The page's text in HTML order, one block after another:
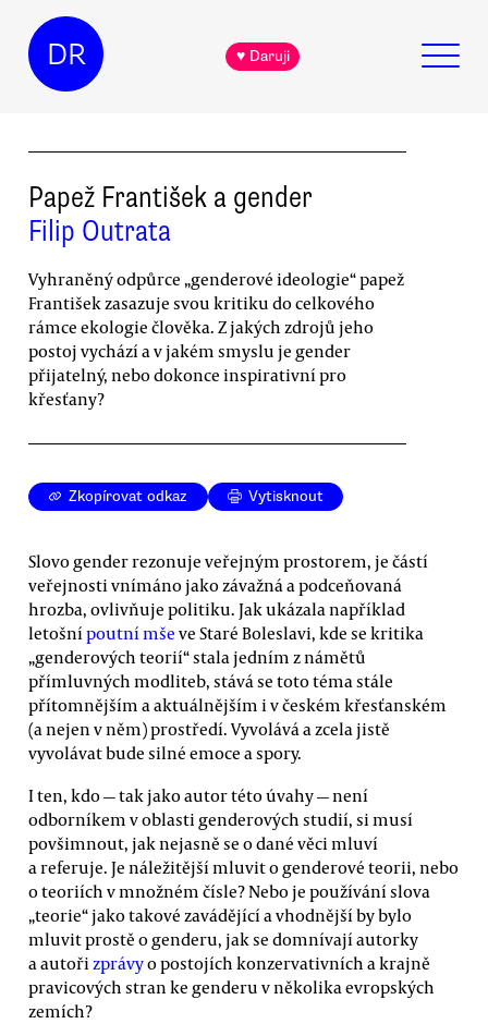
DR ♥ Daruji
Papež František a gender
Filip Outrata
Vyhraněný odpůrce „genderové ideologie“ papež
František zasazuje svou kritiku do celkového
rámce ekologie člověka. Z jakých zdrojů jeho
postoj vychází a v jakém smyslu je gender
přijatelný, nebo dokonce inspirativní pro
křesťany?
Zkopírovat odkaz Vytisknout
Slovo gender rezonuje veřejným prostorem, je částí
veřejnosti vnímáno jako závažná a podceňovaná
hrozba, ovlivňuje politiku. Jak ukázala například
letošní poutní mše ve Staré Boleslavi, kde se kritika
„genderových teorií“ stala jedním z námětů
přímluvných modliteb, stává se toto téma stále
přítomnějším a aktuálnějším i v českém křesťanském
(a nejen v něm) prostředí. Vyvolává a zcela jistě
vyvolávat bude silné emoce a spory.
I ten, kdo — tak jako autor této úvahy — není
odborníkem v oblasti genderových studií, si musí
povšimnout, jak nejasně se o dané věci mluví
a referuje. Je náležitější mluvit o genderové teorii, nebo
o teoriích v množném čísle? Nebo je používání slova
„teorie“ jako takové zavádějící a vhodnější by bylo
mluvit prostě o genderu, jak se domnívají autorky
a autoři zprávyo postojích konzervativních a krajně
pravicových stran ke genderu v několika evropských
zemích?